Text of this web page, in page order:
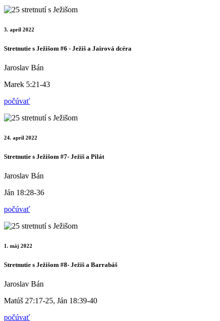
3. apríl 2022
Stretnutie s Ježišom #6 - Ježiš a Jairová dcéra
Jaroslav Bán
Marek 5:21-43
počúvať
24. apríl 2022
Stretnutie s Ježišom #7- Ježiš a Pilát
Jaroslav Bán
Ján 18:28-36
počúvať
1. máj 2022
Stretnutie s Ježišom #8- Ježiš a Barrabáš
Jaroslav Bán
Matúš 27:17-25, Ján 18:39-40
počúvať